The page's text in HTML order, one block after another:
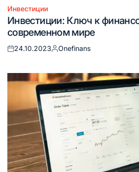
Опубликовано
в
Инвестиции
Инвестиции: Ключ к
современном мире
Опубликовано
24.10.2023
Запись
Onefinans